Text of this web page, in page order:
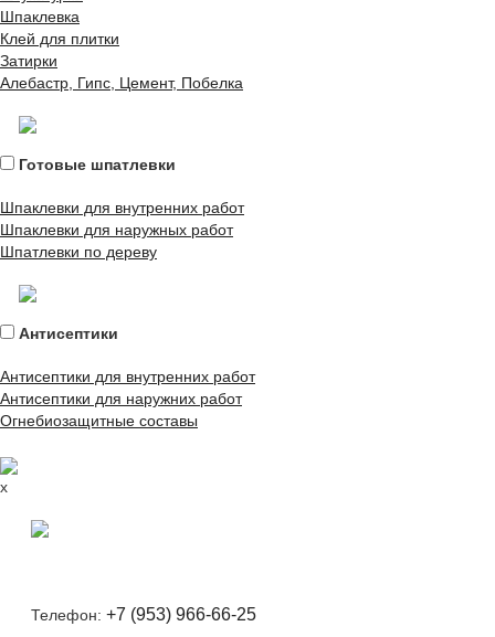
Шпаклевка
Клей для плитки
Затирки
Алебастр, Гипс, Цемент, Побелка
Готовые шпатлевки
Шпаклевки для внутренних работ
Шпаклевки для наружных работ
Шпатлевки по дереву
Антисептики
Антисептики для внутренних работ
Антисептики для наружних работ
Огнебиозащитные составы
x
Телефон: +7 (953) 966-66-25